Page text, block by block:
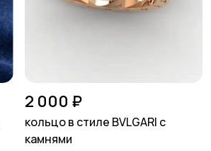
2 000 ₽
кольцо в стиле BVLGARI с
камнями